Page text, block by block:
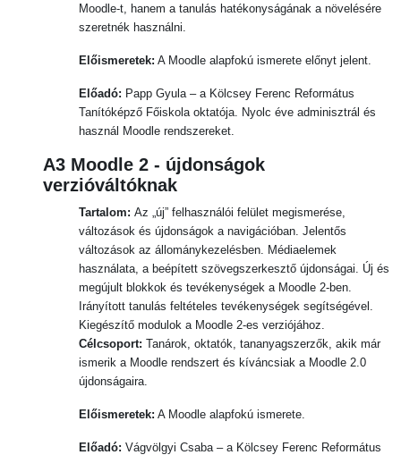
Moodle-t, hanem a tanulás hatékonyságának a növelésére
szeretnék használni.
Előismeretek: A Moodle alapfokú ismerete előnyt jelent.
Előadó: Papp Gyula – a Kölcsey Ferenc Református
Tanítóképző Főiskola oktatója. Nyolc éve adminisztrál és
használ Moodle rendszereket.
A3 Moodle 2 - újdonságok
verzióváltóknak
Tartalom: Az „új” felhasználói felület megismerése,
változások és újdonságok a navigációban. Jelentős
változások az állománykezelésben. Médiaelemek
használata, a beépített szövegszerkesztő újdonságai. Új és
megújult blokkok és tevékenységek a Moodle 2-ben.
Irányított tanulás feltételes tevékenységek segítségével.
Kiegészítő modulok a Moodle 2-es verziójához.
Célcsoport: Tanárok, oktatók, tananyagszerzők, akik már
ismerik a Moodle rendszert és kíváncsiak a Moodle 2.0
újdonságaira.
Előismeretek: A Moodle alapfokú ismerete.
Előadó: Vágvölgyi Csaba – a Kölcsey Ferenc Református